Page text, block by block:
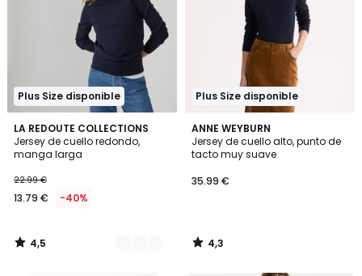
Plus Size disponible
LA REDOUTE COLLECTIONS
Jersey de cuello redondo,
manga larga
22.99 €
13.79 € -40%
4,5
/ 5
4
Colores
4,5
/
Plus Size disponible
ANNE WEYBURN
Jersey de cuello alto, punto de
tacto muy suave
35.99 €
4,3
/ 5
4,3
/